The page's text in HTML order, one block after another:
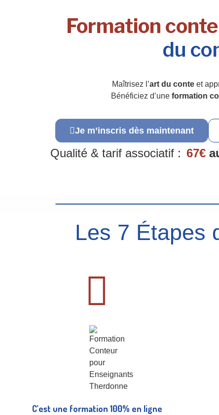
Formation
du
Maîtrisez l’art du conteet
Bénéficiez d’une formation
Je m’inscris dès maintenant
Qualité & tarif associatif : 67€
Les 7 Étapes
C’est une formation 100% en ligne